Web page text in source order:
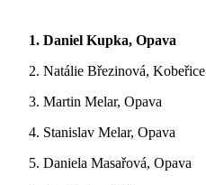
1. Daniel Kupka, Opava
2. Natálie Březinová, Kobeřice
3. Martin Melar, Opava
4. Stanislav Melar, Opava
5. Daniela Masařová, Opava